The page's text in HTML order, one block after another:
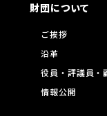
財団について
ご挨拶
沿革
役員・評議員・
情報公開